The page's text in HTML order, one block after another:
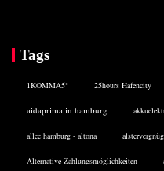
Tags
1KOMMA5° 25hours Hafencity
aidaprima in hamburg
allee hamburg - altona
Alternative Zahlungsmöglichkeiten